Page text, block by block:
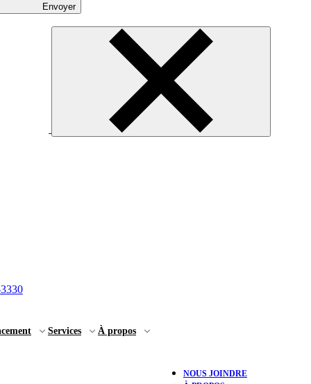
Envoyer
Services À propos
NOUS JOINDRE